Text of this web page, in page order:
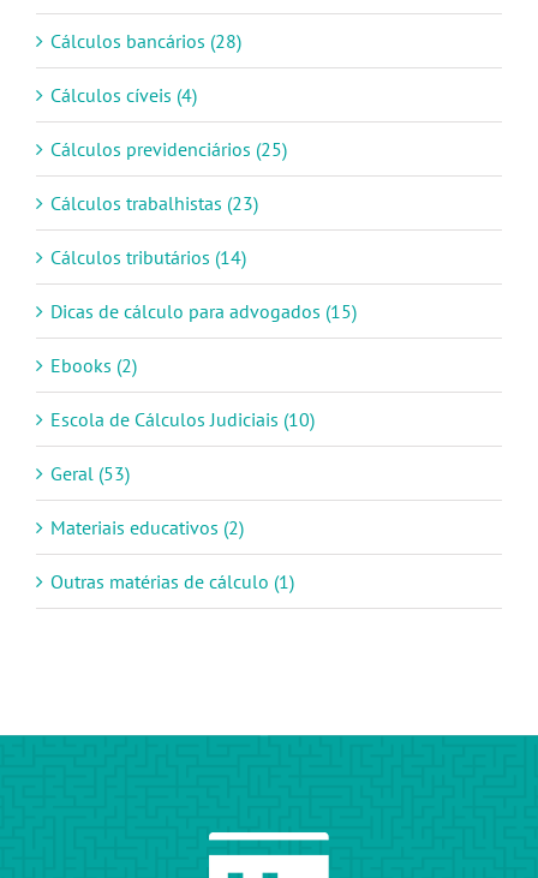
Cálculos bancários (28)
Cálculos cíveis (4)
Cálculos previdenciários (25)
Cálculos trabalhistas (23)
Cálculos tributários (14)
Dicas de cálculo para advogados (15)
Ebooks (2)
Escola de Cálculos Judiciais (10)
Geral (53)
Materiais educativos (2)
Outras matérias de cálculo (1)